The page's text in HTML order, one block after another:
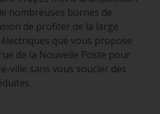
nombreuses bornes de
de profiter de la large
que vous propose
de la Nouvelle Poste pour
ville sans vous soucier des